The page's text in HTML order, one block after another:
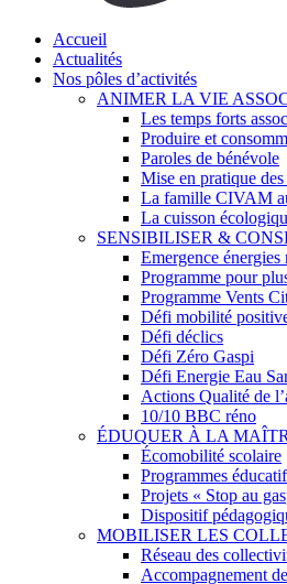
search
Menu
Accueil
Actualités
Nos pôles d’activités
ANIMER LA VIE
Les temps forts
Produire et
Paroles de bénévole
Mise en pratique
La famille CIVAM
La cuisson
SENSIBILISER &
Emergence
Programme pour
Programme Vents
Défi mobilité
Défi déclics
Défi Zéro Gaspi
Défi Energie Eau
Actions Qualité de
10/10 BBC réno
ÉDUQUER À LA
Écomobilité scolaire
Programmes
Projets « Stop au
Dispositif
MOBILISER LES
Réseau des
Accompagnement